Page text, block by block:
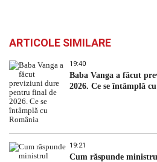
ARTICOLE SIMILARE
19:40
Baba Vanga a făcut
2026. Ce se întâmplă
19:21
Cum răspunde